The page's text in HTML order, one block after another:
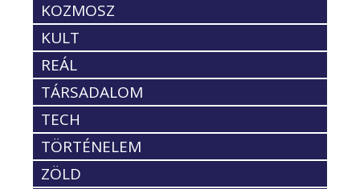
KOZMOSZ
KULT
REÁL
TÁRSADALOM
TECH
TÖRTÉNELEM
ZÖLD